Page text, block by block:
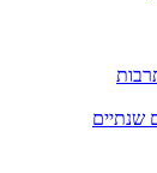
שנתיים